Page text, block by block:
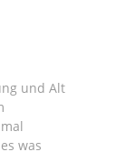
und Alt
was